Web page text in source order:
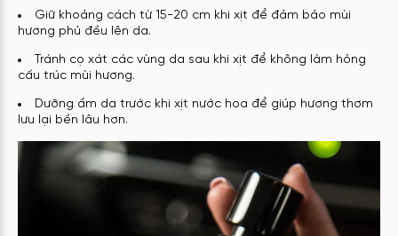
Giữ khoảng cách từ 15-20 cm khi xịt để đảm bảo mùi
hương phủ đều lên da.
Tránh cọ xát các vùng da sau khi xịt để không làm hỏng
cấu trúc mùi hương.
Dưỡng ẩm da trước khi xịt nước hoa để giúp hương thơm
lưu lại bền lâu hơn.